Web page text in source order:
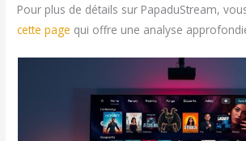
Pour plus de détails sur PapaduStream,
cette page qui offre une analyse